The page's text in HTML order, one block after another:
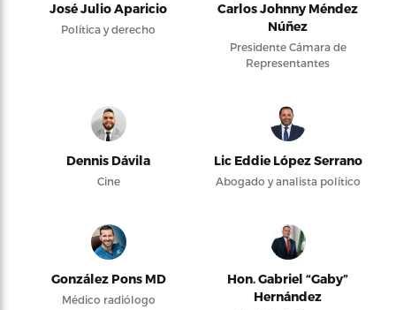
José Julio Aparicio
Política y derecho
Carlos Johnny Méndez
Núñez
Presidente Cámara de
Representantes
Dennis Dávila
Cine
Lic Eddie López Serrano
Abogado y analista político
González Pons MD
Médico radiólogo
Hon. Gabriel “Gaby”
Hernández